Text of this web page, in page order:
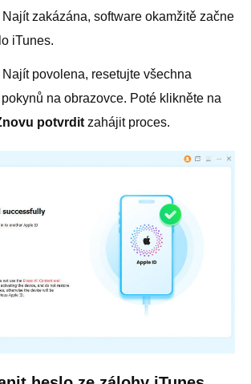
zakázána, software okamžitě začne
iTunes.
povolena, resetujte všechna
na obrazovce. Poté klikněte na
potvrdit zahájit proces.